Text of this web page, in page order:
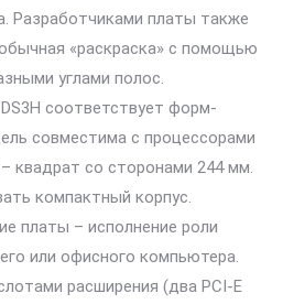
Разработчиками платы также
«раскраска» с помощью
углами полос.
соответствует форм-
совместима с процессорами
квадрат со сторонами 244 мм.
компактный корпус.
платы – исполнение роли
или офисного компьютера.
расширения (два PCI-E